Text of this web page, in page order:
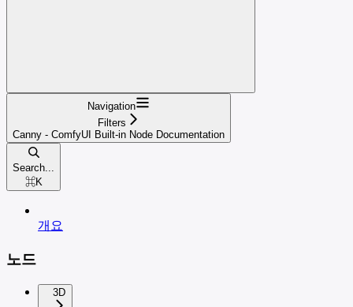
Navigation
Filters
Canny - ComfyUI Built-in Node Documentation
Search...
⌘K
개요
노드
3D